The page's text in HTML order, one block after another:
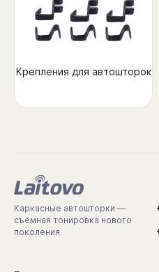
Крепления для автошторок
Каркасные автошторки —
съёмная тонировка нового
поколения